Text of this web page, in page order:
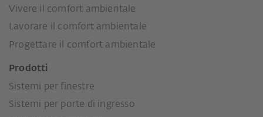
Vivere il comfort ambientale
Lavorare il comfort ambientale
Progettare il comfort ambientale
Prodotti
Sistemi per finestre
Sistemi per porte di ingresso